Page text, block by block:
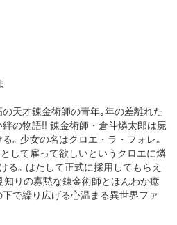
天才錬金術師の青年｡年の差離れた
の物語!! 錬金術師・倉斗燐太郎は屍
｡ 少女の名はクロエ・ラ・フォレ｡
して雇って欲しいというクロエに燐
る｡ はたして正式に採用してもらえ
りの寡黙な錬金術師とほんわか癒
で繰り広げる心温まる異世界ファ